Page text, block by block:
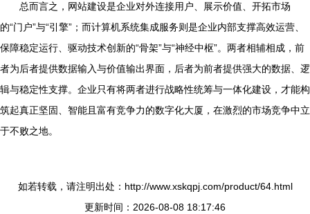
总而言之，网站建设是企业对外连接用户、展示价值、开拓市场
的“门户”与“引擎”；而计算机系统集成服务则是企业内部支撑高效运营、
保障稳定运行、驱动技术创新的“骨架”与“神经中枢”。两者相辅相成，前
者为后者提供数据输入与价值输出界面，后者为前者提供强大的数据、逻
辑与稳定性支撑。企业只有将两者进行战略性统筹与一体化建设，才能构
筑起真正坚固、智能且富有竞争力的数字化大厦，在激烈的市场竞争中立
于不败之地。
如若转载，请注明出处：http://www.xskqpj.com/product/64.html
更新时间：2026-08-08 18:17:46